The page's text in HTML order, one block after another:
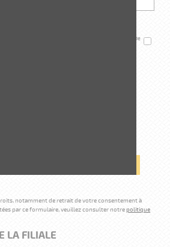
que les informations saisies soient exploitées afin de
notamment de retrait de votre consentement à
par ce formulaire, veuillez consulter notrepolitique
LA FILIALE